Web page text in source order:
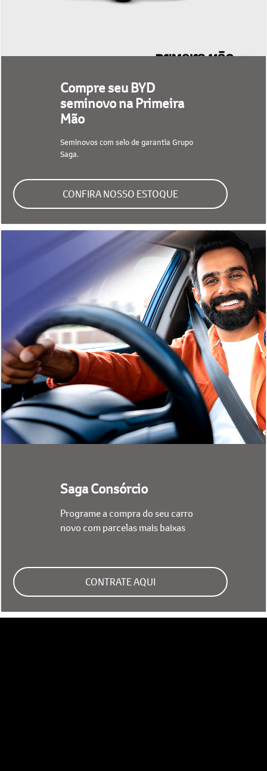
seminovo na Primeira
Mão
Seminovos com selo de garantia Grupo
Saga.
CONFIRA NOSSO ESTOQUE
Programe a compra do seu carro
novo com parcelas mais baixas
CONTRATE AQUI